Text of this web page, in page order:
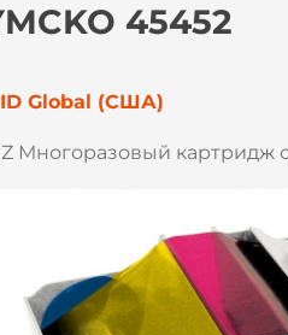
45452
Global (США)
Многоразовый